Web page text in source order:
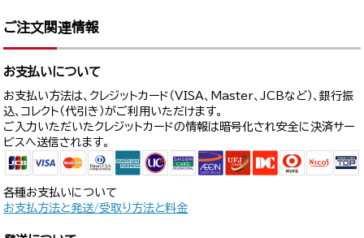
ご注文関連情報
お支払いについて
お支払い方法は、クレジットカード（VISA、Master、JCBなど）、銀行振
込、コレクト（代引き）がご利用いただけます。
ご入力いただいたクレジットカードの情報は暗号化され安全に決済サー
ビスへ送信されます。
各種お支払いについて
お支払方法と発送/受取り方法と料金